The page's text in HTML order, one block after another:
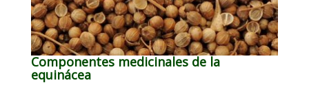
Componentes medicinales de la
equinácea